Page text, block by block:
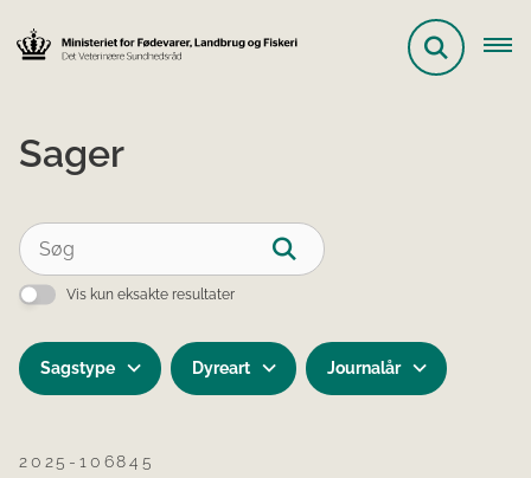
Sager
Vis kun eksakte resultater
Sagstype Dyreart Journalår
2025-106845